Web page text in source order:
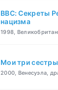
BBC: Секреты
нацизма
1998,
Мои три сестры
2000, Венесуэла,